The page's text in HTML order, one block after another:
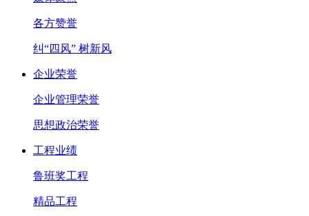
各方赞誉
纠“四风” 树新风
企业荣誉
企业管理荣誉
思想政治荣誉
工程业绩
鲁班奖工程
精品工程